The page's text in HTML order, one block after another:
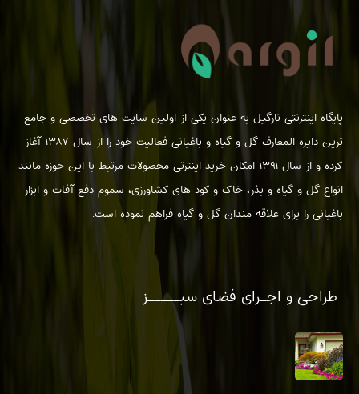
پایگاه اینترنتی نارگیل به عنوان یکی از اولین سایت های تخصصی و جامع
ترین دایره المعارف گل و گیاه و باغبانی فعالیت خود را از سال ۱۳۸۷ آغاز
کرده و از سال ۱۳۹۱ امکان خرید اینترتی محصولات مرتبط با این حوزه مانند
انواع گل و گیاه و بذر، خاک و کود های کشاورزی، سموم دفع آفات و ابزار
باغبانی را برای علاقه مندان گل و گیاه فراهم نموده است.
طراحی و اجـرای فضای سبـــــز